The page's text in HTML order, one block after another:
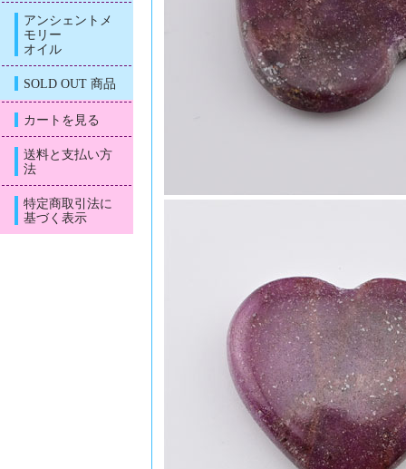
アンシェントメ
モリー
オイル
SOLD OUT 商品
カートを見る
送料と支払い方
法
特定商取引法に
基づく表示